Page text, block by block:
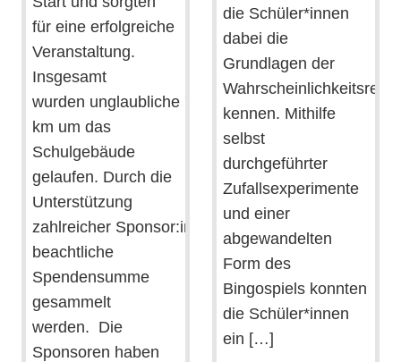
für eine erfolgreiche
Veranstaltung.
Insgesamt
wurden unglaubliche 7133
km um das
Schulgebäude
gelaufen. Durch die
Unterstützung
zahlreicher Sponsor:innen konnte damit eine
beachtliche
Spendensumme
gesammelt
werden. Die
Sponsoren haben
die Schüler*innen
dabei die
Grundlagen der
kennen. Mithilfe
selbst
durchgeführter
Zufallsexperimente
und einer
abgewandelten
Form des
Bingospiels konnten
die Schüler*innen
ein […]